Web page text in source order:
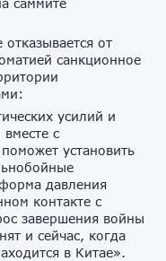
от
санкционное
усилий и
с
установить
давления
контакте с
завершения войны
и сейчас, когда
в Китае».